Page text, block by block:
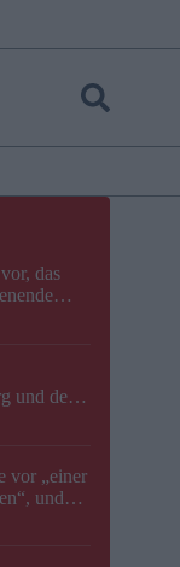
das
und der
vor „einer
und